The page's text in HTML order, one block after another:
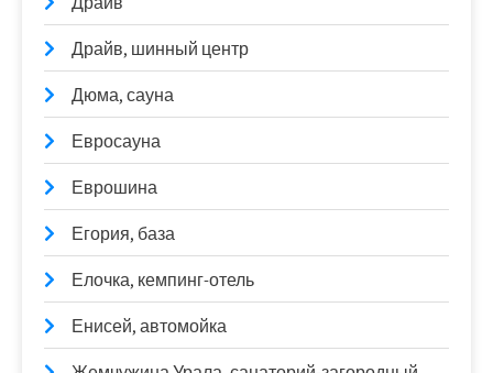
Драйв, шинный центр
Дюма, сауна
Евросауна
Еврошина
Егория, база
Елочка, кемпинг-отель
Енисей, автомойка